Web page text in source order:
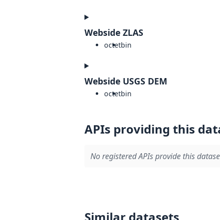
Webside ZLAS
octetbin
Webside USGS DEM
octetbin
APIs providing this
No registered APIs provide this
Similar datasets